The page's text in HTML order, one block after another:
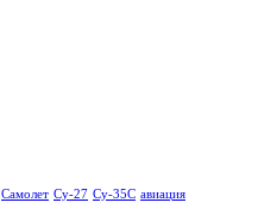
Самолет Су-27 Су-35С авиация